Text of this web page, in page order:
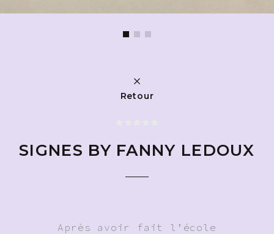
Retour
SIGNES BY FANNY LEDOUX
Après avoir fait l’école